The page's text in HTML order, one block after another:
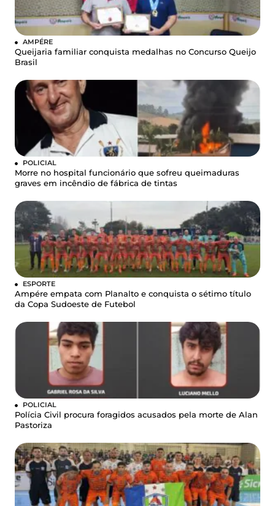
AMPÉRE
Queijaria familiar conquista medalhas no Concurso Queijo
Brasil
POLICIAL
Morre no hospital funcionário que sofreu queimaduras
graves em incêndio de fábrica de tintas
ESPORTE
Ampére empata com Planalto e conquista o sétimo título
da Copa Sudoeste de Futebol
POLICIAL
Polícia Civil procura foragidos acusados pela morte de Alan
Pastoriza